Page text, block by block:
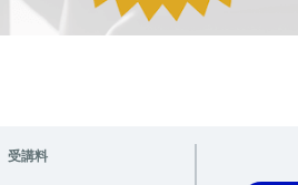
受講料